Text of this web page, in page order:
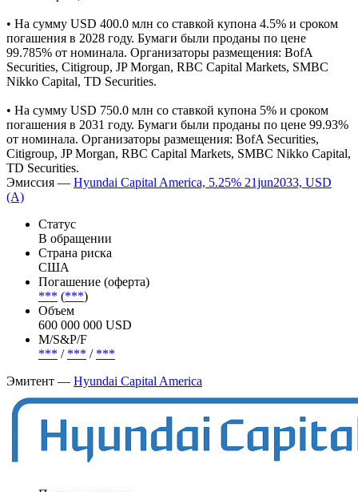
99.994% от номинала. Организаторы размещения: BofA
Securities, Citigroup, JP Morgan, RBC Capital Markets, SMBC
Nikko Capital, TD Securities.
• На сумму USD 400.0 млн cо ставкой купона 4.5% и сроком
99.785% от номинала. Организаторы размещения: BofA
Securities, Citigroup, JP Morgan, RBC Capital Markets, SMBC
Nikko Capital, TD Securities.
• На сумму USD 750.0 млн cо ставкой купона 5% и сроком
погашения в 2031 году. Бумаги были проданы по цене 99.93%
от номинала. Организаторы размещения: BofA Securities,
TD Securities.
Эмиссия —Hyundai Capital America, 5.25% 21jun2033, USD
Статус
В обращении
Страна риска
США
Погашение (оферта)
*** ( ***)
600 000 000 USD
М/S&P/F
Эмитент —
Hyundai Capital America